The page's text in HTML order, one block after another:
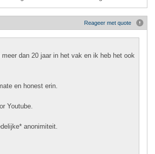
Reageer met quote
dan 20 jaar in het vak en ik heb het ook
en honest erin.
Youtube.
anonimiteit.